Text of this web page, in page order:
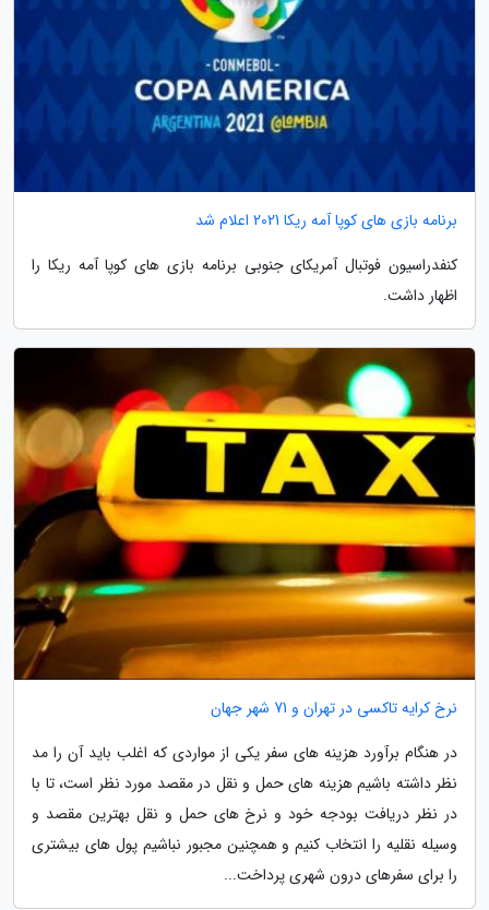
برنامه بازی های کوپا آمه ریکا 2021 اعلام شد
کنفدراسیون فوتبال آمریکای جنوبی برنامه بازی های کوپا آمه ریکا را
اظهار داشت.
نرخ کرایه تاکسی در تهران و 71 شهر جهان
در هنگام برآورد هزینه های سفر یکی از مواردی که اغلب باید آن را مد
نظر داشته باشیم هزینه های حمل و نقل در مقصد مورد نظر است، تا با
در نظر دریافت بودجه خود و نرخ های حمل و نقل بهترین مقصد و
وسیله نقلیه را انتخاب کنیم و همچنین مجبور نباشیم پول های بیشتری
را برای سفرهای درون شهری پرداخت...